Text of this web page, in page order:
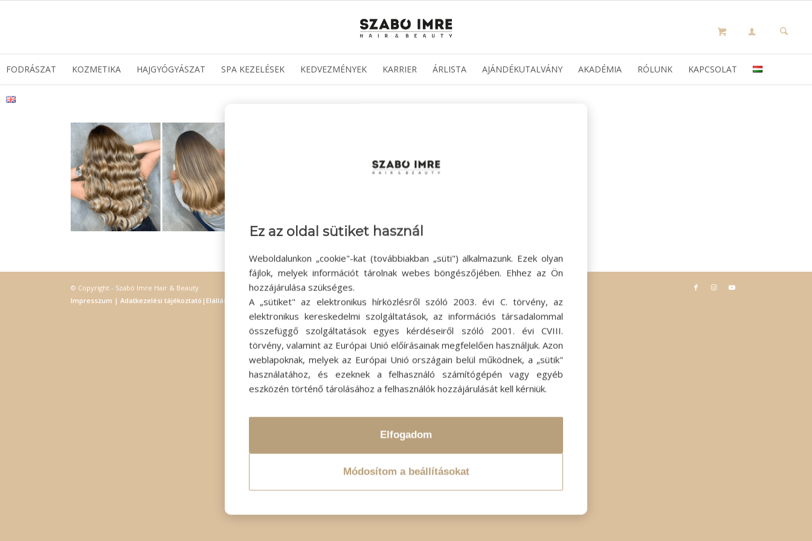
FODRÁSZAT KOZMETIKA HAJGYÓGYÁSZAT SPA KEZELÉSEK KEDVEZMÉNYEK KARRIER ÁRLISTA AJÁNDÉKUTALVÁNY AKADÉMIA RÓLUNK KAPCSOLAT
© Copyright - Szabó Imre Hair & Beauty
Impresszum | Adatkezelési tájékoztató | Elállás
Ez az oldal sütiket használ
Weboldalunkon „cookie"-kat (továbbiakban „süti") alkalmazunk. Ezek olyan
fájlok, melyek információt tárolnak webes böngészőjében. Ehhez az Ön
hozzájárulása szükséges.
A „sütiket" az elektronikus hírközlésről szóló 2003. évi C. törvény, az
elektronikus kereskedelmi szolgáltatások, az információs társadalommal
összefüggő szolgáltatások egyes kérdéseiről szóló 2001. évi CVIII.
törvény, valamint az Európai Unió előírásainak megfelelően használjuk. Azon
weblapoknak, melyek az Európai Unió országain belül működnek, a „sütik"
használatához, és ezeknek a felhasználó számítógépén vagy egyéb
eszközén történő tárolásához a felhasználók hozzájárulását kell kérniük.
Elfogadom
Módosítom a beállításokat